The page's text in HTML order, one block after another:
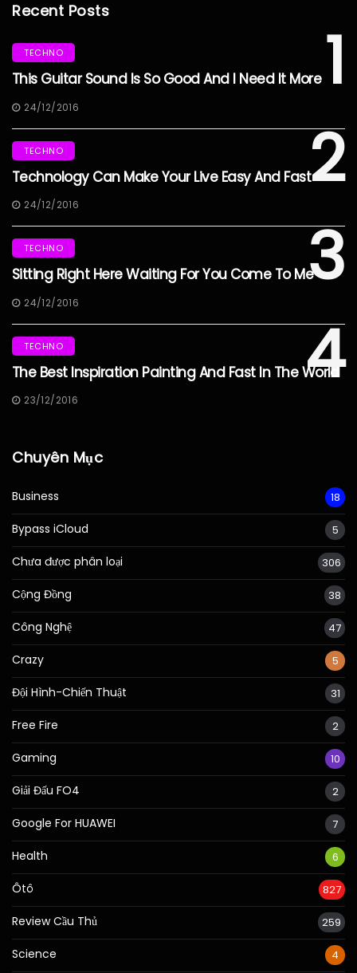
Recent Posts
1
TECHNO
This Guitar Sound Is So Good And I Need It More
24/12/2016
2
TECHNO
Technology Can Make Your Live Easy And Fast
24/12/2016
3
TECHNO
Sitting Right Here Waiting For You Come To Me
24/12/2016
4
TECHNO
The Best Inspiration Painting And Fast In The World
23/12/2016
Chuyên Mục
Business 18
Bypass iCloud 5
Chưa được phân loại 306
Cộng Đồng 38
Công Nghệ 47
Crazy 5
Đội Hình-Chiến Thuật 31
Free Fire 2
Gaming 10
Giải Đấu FO4 2
Google For HUAWEI 7
Health 6
Ôtô 827
Review Cầu Thủ 259
Science 4